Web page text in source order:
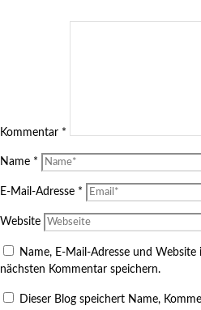
Kommentar *
Name *
E-Mail-Adresse *
Website
Name, E-Mail-Adresse und
nächsten Kommentar speichern.
Dieser Blog speichert Name,